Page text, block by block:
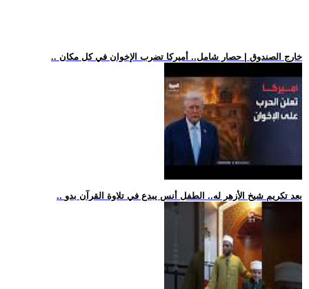
.. خارج الصندوق | حصار شامل.. أميركا تضرب الإخوان في كل مكان
.. بعد تكريم شيخ الأزهر له.. الطفل أنس يبدع في تلاوة القرآن بدو